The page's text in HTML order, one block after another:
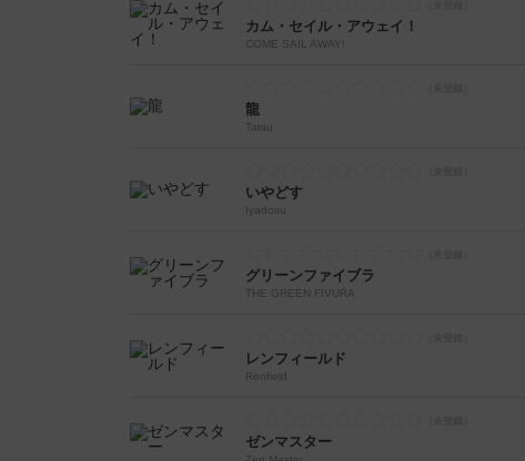
カム・セイル・アウェイ！
COME SAIL AWAY!
龍
Tatsu
いやどす
Iyadosu
グリーンファイブラ
THE GREEN FIVURA
レンフィールド
Renfield
ゼンマスター